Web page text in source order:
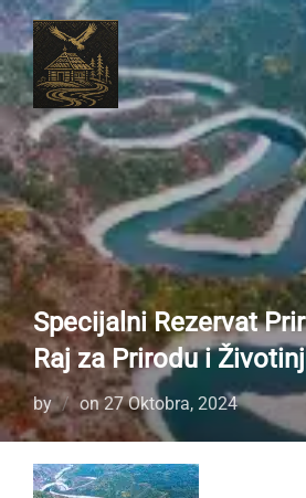
Skip
to
content
Specijalni Rezervat
Raj za Prirodu i
by onPosted
on
27 Oktobra, 2024